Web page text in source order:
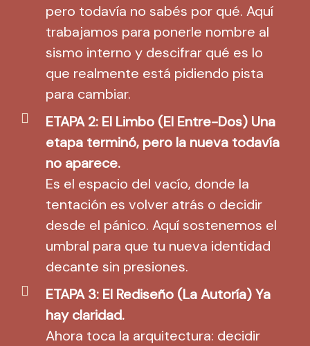
pero todavía no sabés por qué. Aquí
trabajamos para ponerle nombre al
sismo interno y descifrar qué es lo
que realmente está pidiendo pista
para cambiar.
ETAPA 2: El Limbo (El Entre-Dos) Una
etapa terminó, pero la nueva todavía
no aparece.
Es el espacio del vacío, donde la
tentación es volver atrás o decidir
desde el pánico. Aquí sostenemos el
umbral para que tu nueva identidad
decante sin presiones.
ETAPA 3: El Rediseño (La Autoría) Ya
hay claridad.
Ahora toca la arquitectura: decidir